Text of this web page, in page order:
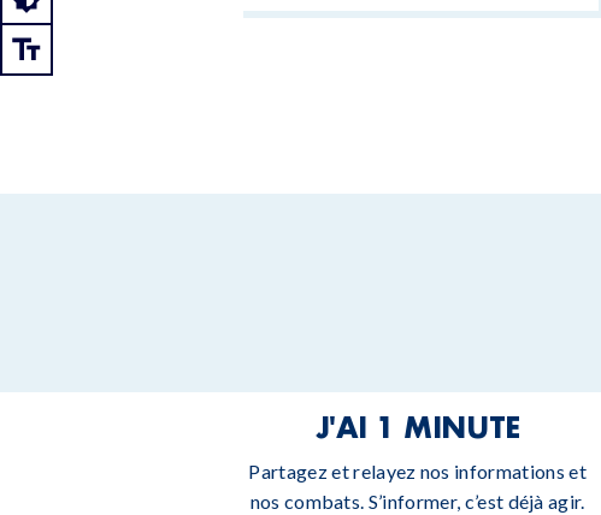
J'AI 1 MINUTE
Partagez et relayez nos informations et
nos combats. S’informer, c’est déjà agir.